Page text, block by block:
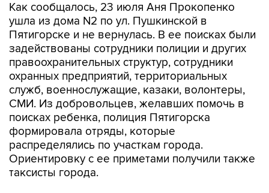
Как сообщалось, 23 июля Аня Прокопенко
ушла из дома N2 по ул. Пушкинской в
Пятигорске и не вернулась. В ее поисках были
задействованы сотрудники полиции и других
правоохранительных структур, сотрудники
охранных предприятий, территориальных
служб, военнослужащие, казаки, волонтеры,
СМИ. Из добровольцев, желавших помочь в
поисках ребенка, полиция Пятигорска
формировала отряды, которые
распределялись по участкам города.
Ориентировку с ее приметами получили также
таксисты города.